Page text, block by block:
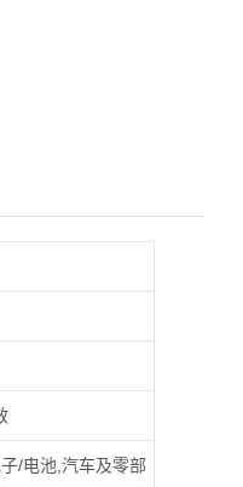
/电池,汽车及零部